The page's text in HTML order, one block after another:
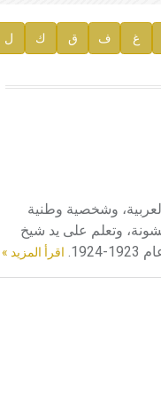
غ ف ق ك ل
العربية، وشخصية وطنية
وتعلم على يد شيخ
اقرأ المزيد »